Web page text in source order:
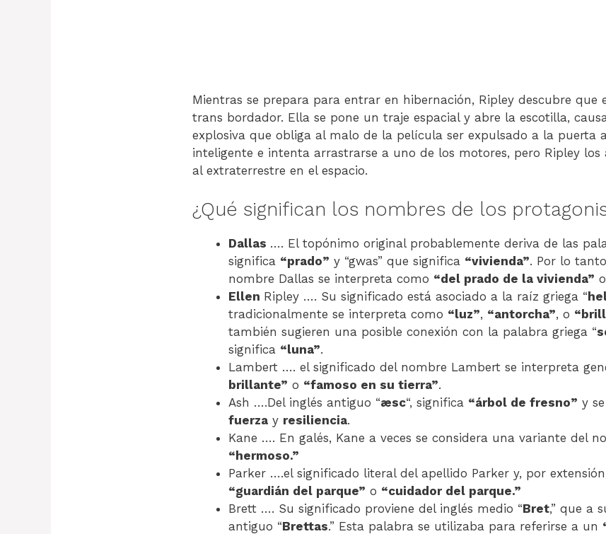
Mientras se prepara para entrar en hibernación, Ripley descubre que
trans bordador. Ella se pone un traje espacial y abre la escotilla,
explosiva que obliga al malo de la película ser expulsado a la puerta
inteligente e intenta arrastrarse a uno de los motores, pero Ripley
al extraterrestre en el espacio.
¿Qué significan los nombres de los
Dallas …. El topónimo original probablemente deriva de las
significa “prado” y “gwas” que significa “vivienda”. Por lo
nombre Dallas se interpreta como “del prado de la vivienda” o
Ellen Ripley …. Su significado está asociado a la raíz griega “
tradicionalmente se interpreta como “luz”, “antorcha”, o
también sugieren una posible conexión con la palabra griega “
significa “luna”.
Lambert …. el significado del nombre Lambert se interpreta
brillante” o “famoso en su tierra”.
Ash ….Del inglés antiguo “æsc“, significa “árbol de fresno” y
fuerza y resiliencia.
Kane …. En galés, Kane a veces se considera una variante del
“hermoso.”
Parker ….el significado literal del apellido Parker y, por
“guardián del parque” o “cuidador del parque.”
Brett …. Su significado proviene del inglés medio “Bret,” que a
antiguo “Brettas.” Esta palabra se utilizaba para referirse a un